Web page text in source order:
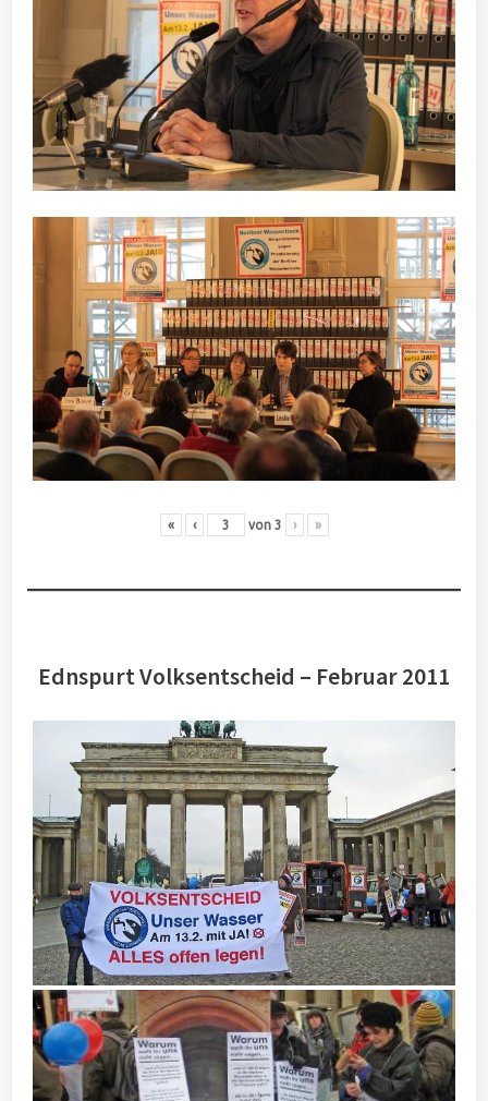
« ‹ von 3 › »
Ednspurt Volksentscheid – Februar 2011